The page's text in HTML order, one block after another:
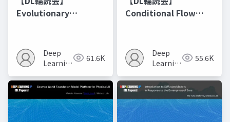
Evolutionary
Recipes モデルマージ
の進化的最適化
Deep
Learning
61.6K
Conditional Flow
Deep
Learning
55.6K